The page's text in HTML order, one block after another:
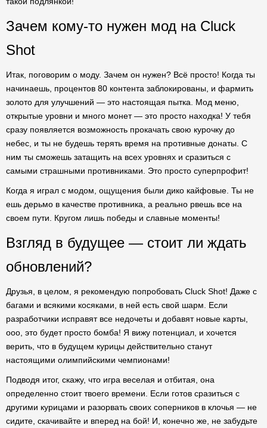
Зачем кому-то нужен мод на Cluck
Shot
Итак, поговорим о моду. Зачем он нужен? Всё просто! Когда ты
начинаешь, процентов 80 контента заблокированы, и фармить
золото для улучшений — это настоящая пытка. Мод меню,
открытые уровни и много монет — это просто находка! У тебя
сразу появляется возможность прокачать свою курочку до
небес, и ты не будешь терять время на противные донаты. С
ним ты сможешь затащить на всех уровнях и сразиться с
самыми страшными противниками. Это просто суперпрофит!
Когда я играл с модом, ощущения были дико кайфовые. Ты не
ешь дерьмо в качестве противника, а реально рвешь все на
своем пути. Кругом лишь победы и славные моменты!
Взгляд в будущее — стоит ли ждать
обновлений?
Друзья, в целом, я рекомендую попробовать Cluck Shot! Даже с
багами и всякими косяками, в ней есть свой шарм. Если
разработчики исправят все недочеты и добавят новые карты,
ооо, это будет просто бомба! Я вижу потенциал, и хочется
верить, что в будущем курицы действительно станут
настоящими олимпийскими чемпионами!
Подводя итог, скажу, что игра веселая и отбитая, она
определенно стоит твоего времени. Если готов сразиться с
другими курицами и разорвать своих соперников в клочья — не
сидите, скачивайте и вперед на бой! И, конечно же, не забудьте